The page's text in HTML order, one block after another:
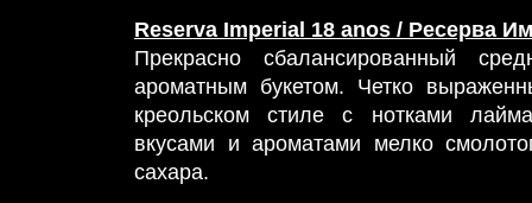
Reserva Imperial 18 anos / Ресерва
Прекрасно сбалансированный
ароматным букетом. Четко
креольском стиле с нотками
вкусами и ароматами мелко
сахара.